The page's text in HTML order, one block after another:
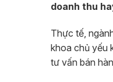
doanh thu
Thực tế,
khoa chủ yếu
tư vấn bán